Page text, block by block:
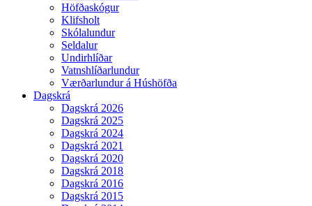
Höfðaskógur
Klifsholt
Skólalundur
Seldalur
Undirhlíðar
Vatnshlíðarlundur
Værðarlundur á Húshöfða
Dagskrá
Dagskrá 2026
Dagskrá 2025
Dagskrá 2024
Dagskrá 2021
Dagskrá 2020
Dagskrá 2018
Dagskrá 2016
Dagskrá 2015